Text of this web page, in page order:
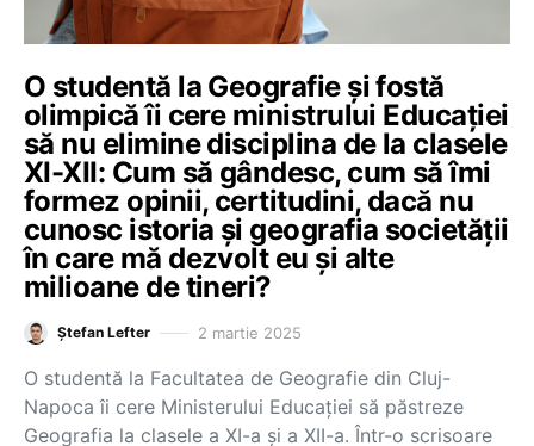
O studentă la Geografie și fostă
olimpică îi cere ministrului Educației
să nu elimine disciplina de la clasele
XI-XII: Cum să gândesc, cum să îmi
formez opinii, certitudini, dacă nu
cunosc istoria și geografia societății
în care mă dezvolt eu și alte
milioane de tineri?
Ștefan Lefter 2 martie 2025
O studentă la Facultatea de Geografie din Cluj-
Napoca îi cere Ministerului Educației să păstreze
Geografia la clasele a XI-a și a XII-a. Într-o scrisoare